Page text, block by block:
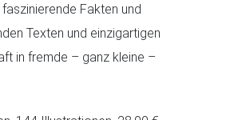
Fakten und
Texten und einzigartigen
in fremde – ganz kleine –